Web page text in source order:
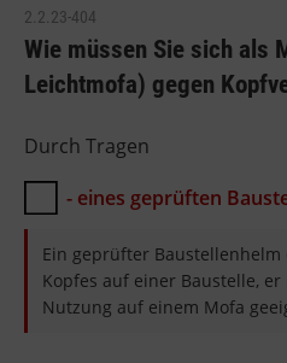
2.2.23-404
Wie müssen Sie sich als
Leichtmofa) gegen
Durch Tragen
- eines geprüften
Ein geprüfter Baustellenhelm
Kopfes auf einer Baustelle,
Nutzung auf einem Mofa